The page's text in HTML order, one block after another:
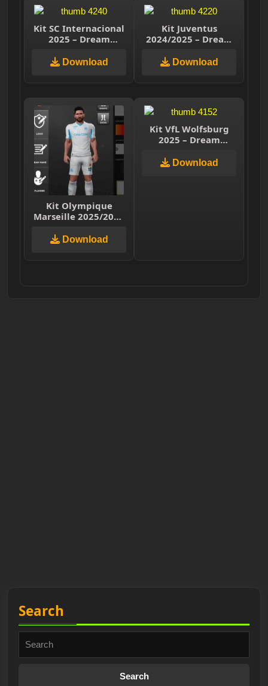
Kit SC Internacional
2025 – Dream
Download
Kit Juventus
2024/2025 – Dream
Download
Kit Olympique
Marseille 2025/2026
Soccer 2026
Download
Kit VfL Wolfsburg
2025 – Dream
Download
Search